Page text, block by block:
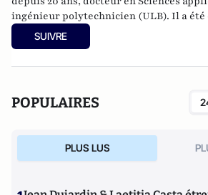
ingénieur polytechnicien (ULB). Il a
ans haut fonctionnaire à la Direction
de la Commission européenne. Auteur
SUIVRE
POPULAIRES
PLUS LUS